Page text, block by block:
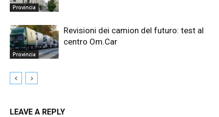
Provincia
Provincia
Revisioni dei camion del futuro: test al
centro Om.Car
LEAVE A REPLY